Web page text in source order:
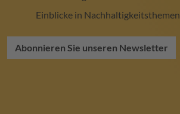
Einblicke in Nachhaltigkeitsthemen.
Abonnieren Sie unseren Newsletter